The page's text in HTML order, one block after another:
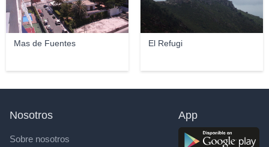
Mas de Fuentes El Refugi
Nosotros
Sobre nosotros
App